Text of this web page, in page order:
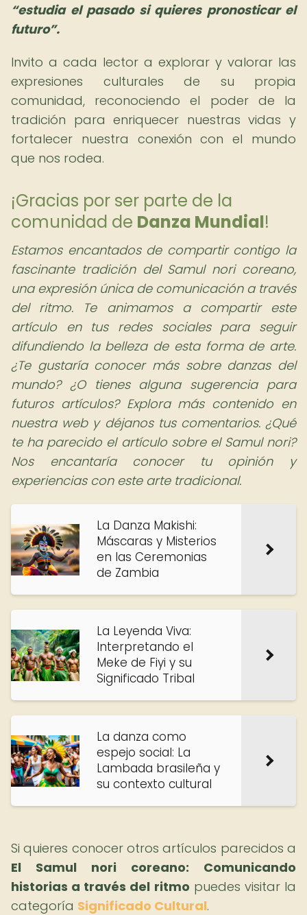
estudia el pasado si quieres pronosticar el
futuro .
Invito a cada lector a explorar y valorar las
expresiones culturales de su propia
comunidad, reconociendo el poder de la
tradición para enriquecer nuestras vidas y
fortalecer nuestra conexión con el mundo
que nos rodea.
¡Gracias por ser parte de la
comunidad de Danza Mundial!
Estamos encantados de compartir contigo la
fascinante tradición del Samul nori coreano,
una expresión única de comunicación a través
del ritmo. Te animamos a compartir este
artículo en tus redes sociales para seguir
difundiendo la belleza de esta forma de arte.
¿Te gustaría conocer más sobre danzas del
mundo? ¿O tienes alguna sugerencia para
futuros artículos? Explora más contenido en
nuestra web y déjanos tus comentarios. ¿Qué
te ha parecido el artículo sobre el Samul nori?
Nos encantaría conocer tu opinión y
experiencias con este arte tradicional.
La Danza Makishi:
Máscaras y Misterios
en las Ceremonias
de Zambia
La Leyenda Viva:
Interpretando el
Meke de Fiyi y su
Significado Tribal
La danza como
espejo social: La
Lambada brasileña y
su contexto cultural
Si quieres conocer otros artículos parecidos a
El Samul nori coreano: Comunicando
historias a través del ritmo puedes visitar la
categoría Significado Cultural.